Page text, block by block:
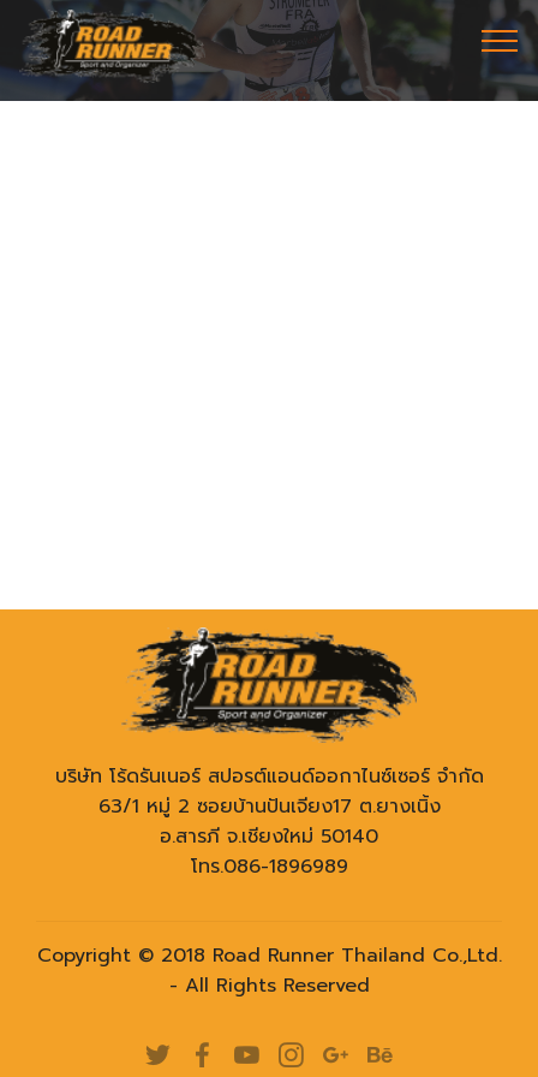
บริษัท โร้ดรันเนอร์ สปอรต์แอนด์ออกาไนซ์เซอร์ จำกัด
63/1 หมู่ 2 ซอยบ้านปันเจียง17 ต.ยางเนิ้ง
อ.สารภี จ.เชียงใหม่ 50140
โทร.086-1896989
Copyright © 2018 Road Runner Thailand Co.,Ltd.
- All Rights Reserved